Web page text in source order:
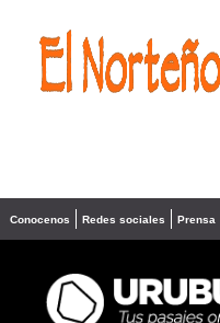
❮
Conocenos Redes sociales Prensa